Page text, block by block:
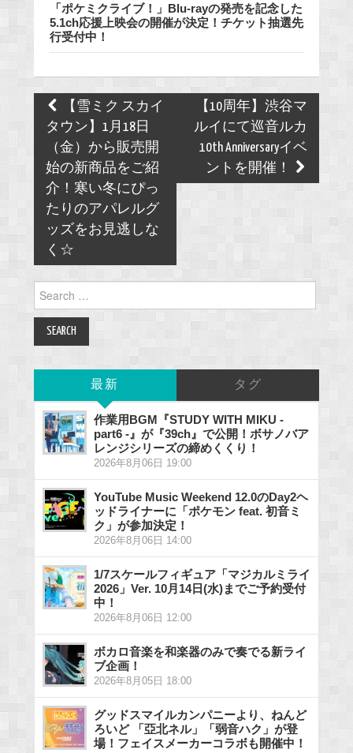
「ポケミクライブ！」Blu-rayの発売を記念した
5.1ch応援上映会の開催が決定！チケット抽選先
行受付中！
Post
navigation
【雪ミク スカイ
タウン】1月18日
（金）から販売開
始の新商品をご紹
介！寒い冬にぴっ
たりのアパレルグ
ッズをお見逃しな
く☆
【10周年】渋谷マ
ルイにて巡音ルカ
10th Anniversaryイベ
ントを開催！
for:
最新 タグ
作業用BGM『STUDY WITH MIKU -
part6 -』が『39ch』で公開！ボサノバア
レンジシリーズの締めくくり！
2026年8月06日 19:00
YouTube Music Weekend 12.0のDay2ヘ
ッドライナーに「ポケモン feat. 初音ミ
ク」が参加決定！
2026年8月06日 14:00
1/7スケールフィギュア「マジカルミライ
2026」Ver. 10月14日(水)までご予約受付
中！
2026年8月06日 12:00
ボカロ音楽を和楽器のみで奏でる新ライ
ブ企画！
2026年8月05日 18:00
グッドスマイルカンパニーより、ねんど
ろいど 「亞北ネル」「弱音ハク」が登
場！フェイスメーカーコラボも開催中！